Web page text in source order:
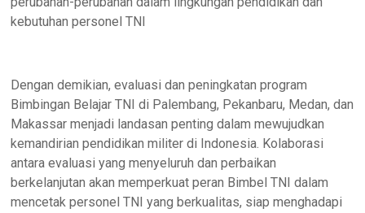
kebutuhan personel TNI
Dengan demikian, evaluasi dan peningkatan program
Bimbingan Belajar TNI di Palembang, Pekanbaru, Medan, dan
Makassar menjadi landasan penting dalam mewujudkan
kemandirian pendidikan militer di Indonesia. Kolaborasi
antara evaluasi yang menyeluruh dan perbaikan
berkelanjutan akan memperkuat peran Bimbel TNI dalam
mencetak personel TNI yang berkualitas, siap menghadapi